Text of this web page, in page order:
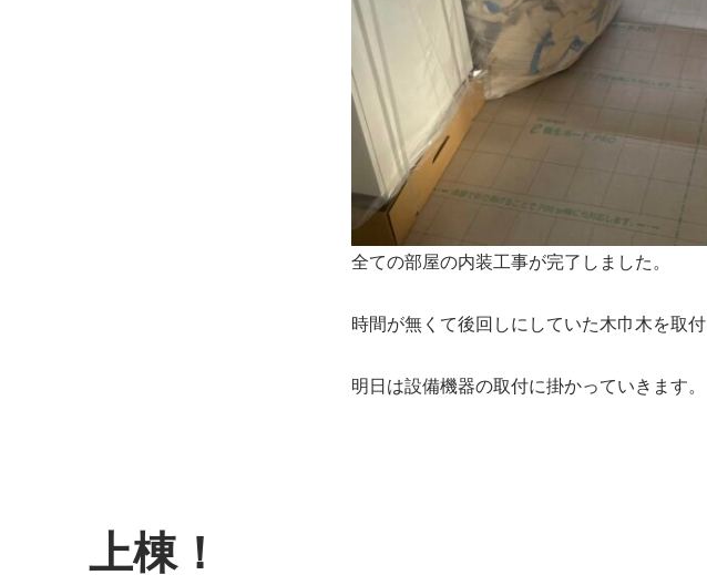
全ての部屋の内装工事が完了しました。
時間が無くて後回しにしていた木巾木を取付
明日は設備機器の取付に掛かっていきます。
上棟！